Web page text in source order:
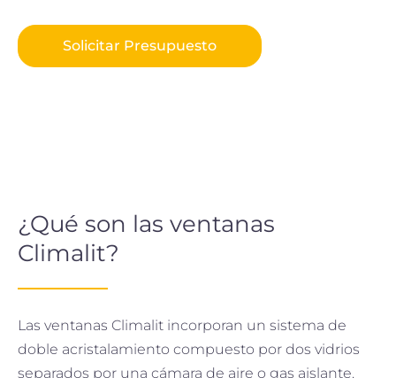
Solicitar Presupuesto
¿Qué son las ventanas
Climalit?
Las ventanas Climalit incorporan un sistema de
doble acristalamiento compuesto por dos vidrios
separados por una cámara de aire o gas aislante.